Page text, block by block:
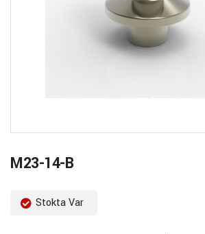
M23-14-B
Stokta Var